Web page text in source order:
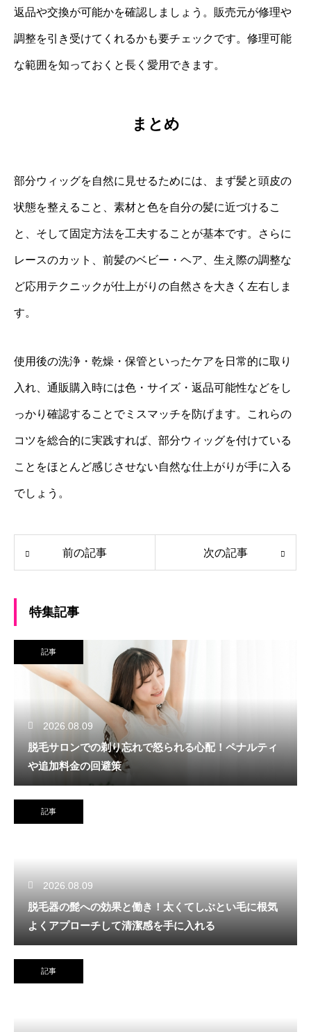
返品や交換が可能かを確認しましょう。販売元が修理や
調整を引き受けてくれるかも要チェックです。修理可能
な範囲を知っておくと長く愛用できます。
まとめ
部分ウィッグを自然に見せるためには、まず髪と頭皮の
状態を整えること、素材と色を自分の髪に近づけるこ
と、そして固定方法を工夫することが基本です。さらに
レースのカット、前髪のベビー・ヘア、生え際の調整な
ど応用テクニックが仕上がりの自然さを大きく左右しま
す。
使用後の洗浄・乾燥・保管といったケアを日常的に取り
入れ、通販購入時には色・サイズ・返品可能性などをし
っかり確認することでミスマッチを防げます。これらの
コツを総合的に実践すれば、部分ウィッグを付けている
ことをほとんど感じさせない自然な仕上がりが手に入る
でしょう。
前の記事 次の記事
特集記事
記事
2026.08.09
脱毛サロンでの剃り忘れで怒られる心配！ペナルティ
や追加料金の回避策
記事
2026.08.09
脱毛器の髭への効果と働き！太くてしぶとい毛に根気
よくアプローチして清潔感を手に入れる
記事